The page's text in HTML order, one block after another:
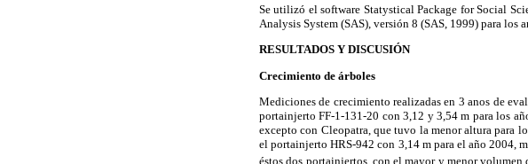
Se utilizó el software Statystical Package for Social
Analysis System (SAS), versión 8 (SAS, 1999) para los
RESULTADOS Y DISCUSIÓN
Crecimiento de árboles
Mediciones de crecimiento realizadas en 3 anos de
portainjerto FF-1-131-20 con 3,12 y 3,54 m para los
excepto con Cleopatra, que tuvo la menor altura para
el portainjerto HRS-942 con 3,14 m para el año 2004,
éstos dos portainjertos, con el mayor y menor